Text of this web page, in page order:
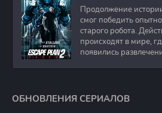
Продолжение
смог победить
старого робота.
происходят в мире,
появились
ОБНОВЛЕНИЯ СЕРИАЛОВ